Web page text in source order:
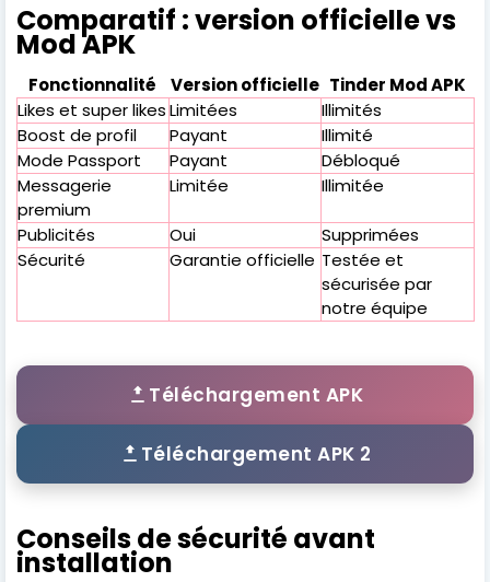
Comparatif : version officielle vs
Mod APK
Fonctionnalité Version officielle Tinder Mod APK
Likes et super likesLimitées
Illimités
Boost de profil
Payant
Illimité
Mode Passport
Payant
Débloqué
Messagerie
premium
Limitée Illimitée
Publicités Oui
Supprimées
Sécurité
Garantie officielle Testée et
sécurisée par
notre équipe
Téléchargement APK
Téléchargement APK 2
Conseils de sécurité avant
installation